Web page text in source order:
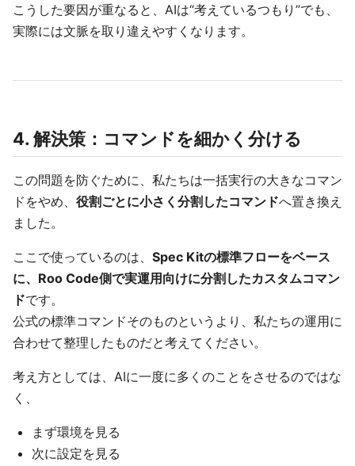
こうした要因が重なると、AIは“考えているつもり”でも、
実際には文脈を取り違えやすくなります。
4. 解決策：コマンドを細かく分ける
この問題を防ぐために、私たちは一括実行の大きなコマン
ドをやめ、 役割ごとに小さく分割したコマンドへ置き換え
ました。
ここで使っているのは、 Spec Kitの標準フローをベース
に、Roo Code側で実運用向けに分割したカスタムコマン
ドです。
公式の標準コマンドそのものというより、私たちの運用に
合わせて整理したものだと考えてください。
考え方としては、AIに一度に多くのことをさせるのではな
く、
まず環境を見る
次に設定を見る